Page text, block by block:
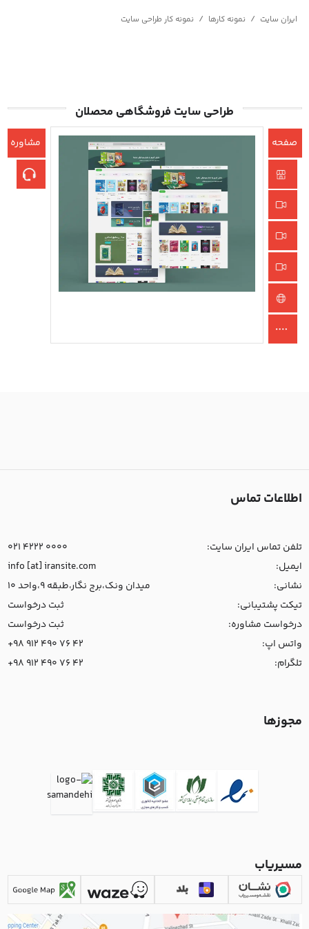
ایران سایت / نمونه کارها / نمونه کار طراحی سایت
طراحی سایت فروشگاهی محصلان
صفحه
اصلی
مشاوره
اطلاعات تماس
تلفن تماس ایران سایت:
021 4222 0000
ایمیل:
info [at] iransite.com
نشانی:
میدان ونک،برج نگار،طبقه 9،واحد 10
تیکت پشتیبانی:
ثبت درخواست
درخواست مشاوره:
ثبت درخواست
واتس اپ:
+98 912 490 76 42
تلگرام:
+98 912 490 76 42
مجوزها
مسیریاب